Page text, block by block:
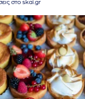
στο skai.gr